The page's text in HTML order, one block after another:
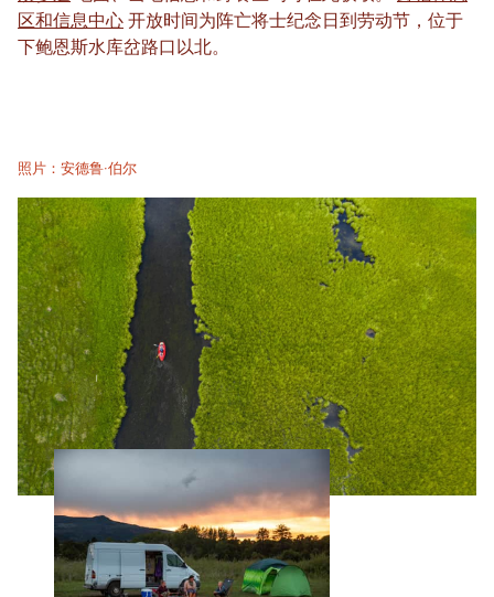
区和信息中心 开放时间为阵亡将士纪念日到劳动节，位于
下鲍恩斯水库岔路口以北。
照片：安德鲁·伯尔